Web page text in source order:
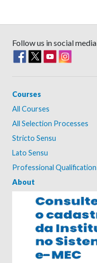
Follow us in social media
Courses
All Courses
All Selection Processes
Stricto Sensu
Lato Sensu
Professional Qualification
About